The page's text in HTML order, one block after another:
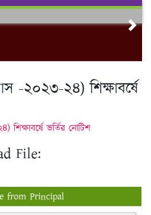
-২০২৩-২৪) শিক্ষাবর্ষে
শিক্ষাবর্ষে ভর্তির নোটিশ
File:
from Principal